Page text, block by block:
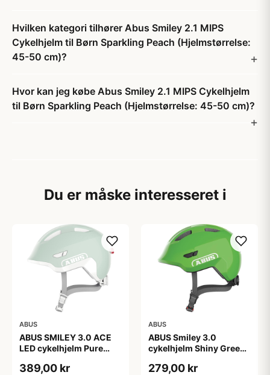
Hvilken kategori tilhører Abus Smiley 2.1 MIPS
Cykelhjelm til Børn Sparkling Peach (Hjelmstørrelse:
45-50 cm)?
Hvor kan jeg købe Abus Smiley 2.1 MIPS Cykelhjelm
til Børn Sparkling Peach (Hjelmstørrelse: 45-50 cm)?
Du er måske interesseret i
ABUS
ABUS SMILEY 3.0 ACE
LED cykelhjelm Pure
389,00 kr
ABUS
ABUS Smiley 3.0
cykelhjelm Shiny Green
cm)
279,00 kr